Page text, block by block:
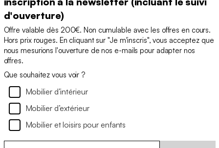
d'ouverture)
Offre valable dès 200€. Non cumulable avec les offres en cours.
Hors prix rouges. En cliquant sur "Je m'inscris", vous acceptez que
nous mesurions l'ouverture de nos e-mails pour adapter nos
offres.
Que souhaitez vous voir ?
Mobilier d’intérieur
Mobilier d’extérieur
Mobilier et loisirs pour enfants